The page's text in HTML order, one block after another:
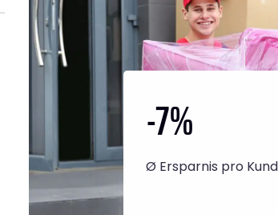
-7%
Ø Ersparnis pro